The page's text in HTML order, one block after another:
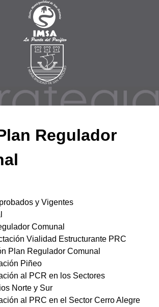
Regulador
y Vigentes
Comunal
Vialidad Estructurante PRC
Plan Regulador Comunal
Piñeo
al PCR en los Sectores
Norte y Sur
al PRC en el Sector Cerro Alegre